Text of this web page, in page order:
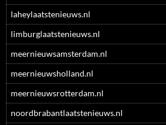
laheylaatstenieuws.nl
limburglaatstenieuws.nl
meernieuwsamsterdam.nl
meernieuwsholland.nl
meernieuwsrotterdam.nl
noordbrabantlaatstenieuws.nl